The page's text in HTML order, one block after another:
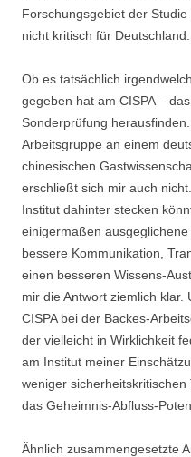
Forschungsgebiet der
nicht kritisch für
Ob es tatsächlich
gegeben hat am CISPA –
Sonderprüfung
Arbeitsgruppe an einem
chinesischen
erschließt sich mir auch
Institut dahinter stecken
einigermaßen
bessere Kommunikation,
einen besseren Wissens-
mir die Antwort ziemlich
CISPA bei der Backes-
der vielleicht in Wirklichkeit
am Institut meiner
weniger
das Geheimnis-Abfluss-
Ähnlich zusammengesetzte